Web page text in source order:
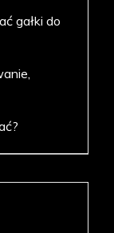
gałki do